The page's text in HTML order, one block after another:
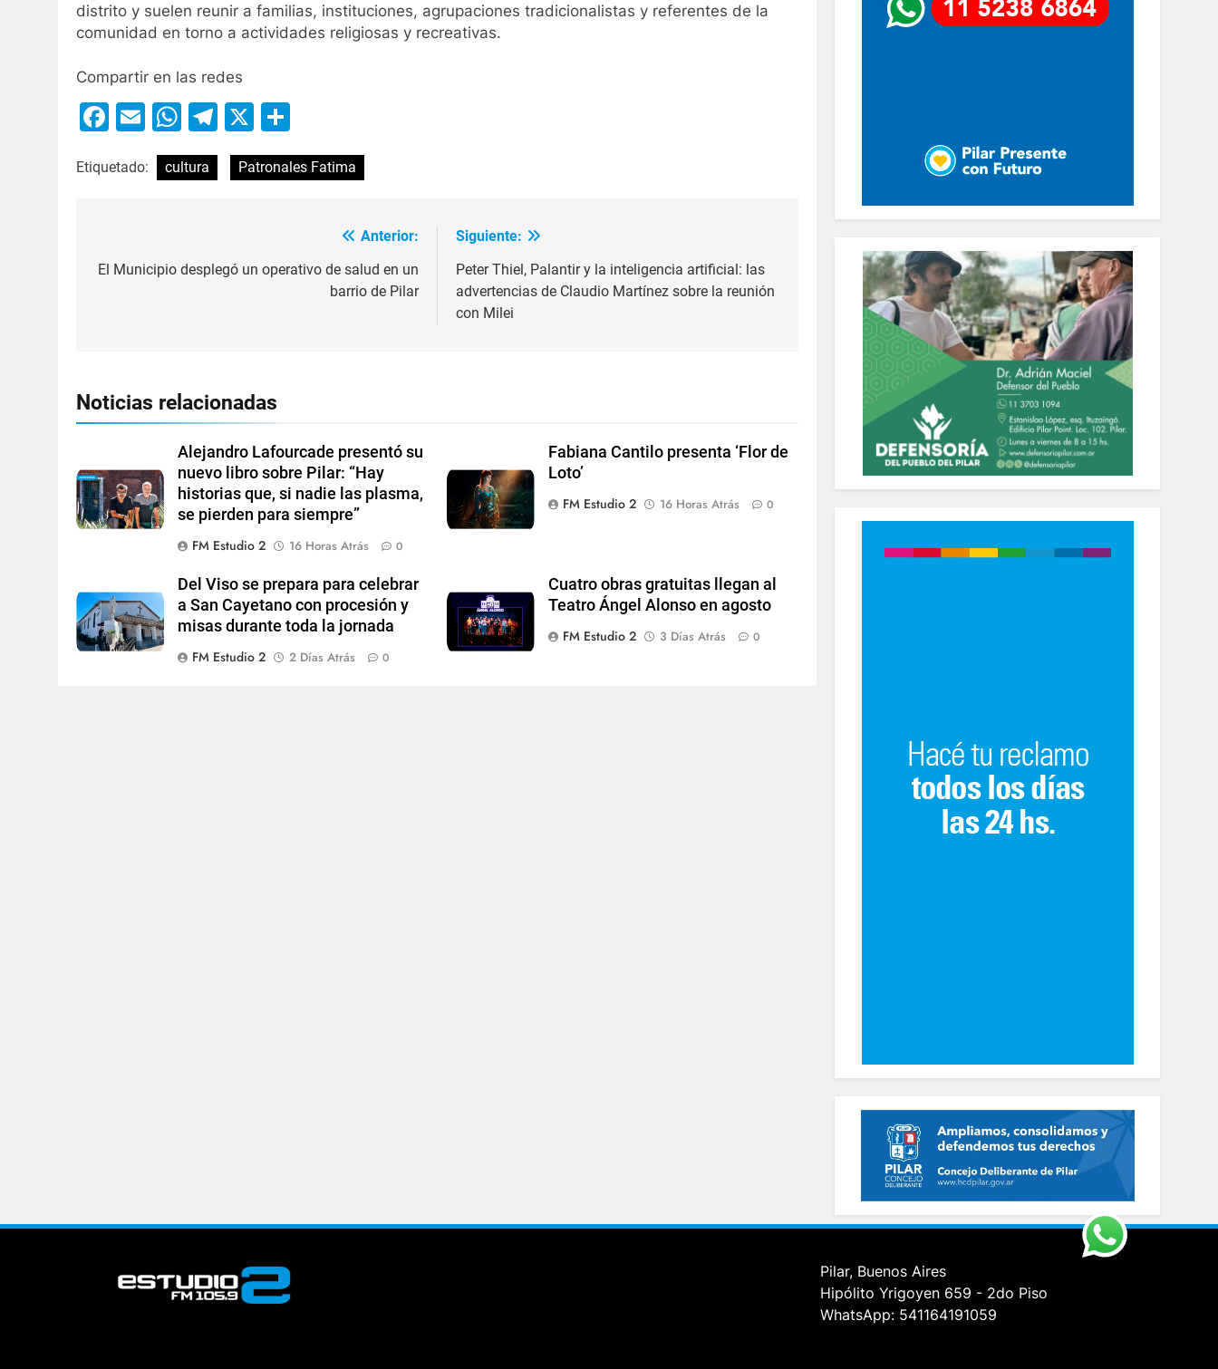
distrito y suelen reunir a familias, instituciones, agrupaciones tradicionalistas y referentes de la
comunidad en torno a actividades religiosas y recreativas.
Compartir en las redes
Facebook
EmailWhatsApp
Telegram
X
Etiquetado: cultura Patronales Fatima
Anterior:
El Municipio desplegó un operativo de salud en un
barrio de Pilar
Siguiente:
Peter Thiel, Palantir y la inteligencia artificial: las
advertencias de Claudio Martínez sobre la reunión
con Milei
Noticias relacionadas
Alejandro Lafourcade presentó su
nuevo libro sobre Pilar: “Hay
historias que, si nadie las plasma,
se pierden para siempre”
FM Estudio 2
16 Horas Atrás 0
Fabiana Cantilo presenta ‘Flor de
Loto’
FM Estudio 2
16 Horas Atrás 0
Del Viso se prepara para celebrar
a San Cayetano con procesión y
misas durante toda la jornada
FM Estudio 2
2 Días Atrás 0
Cuatro obras gratuitas llegan al
Teatro Ángel Alonso en agosto
FM Estudio 2
3 Días Atrás 0
Pilar, Buenos Aires
Hipólito Yrigoyen 659 - 2do Piso
WhatsApp: 541164191059